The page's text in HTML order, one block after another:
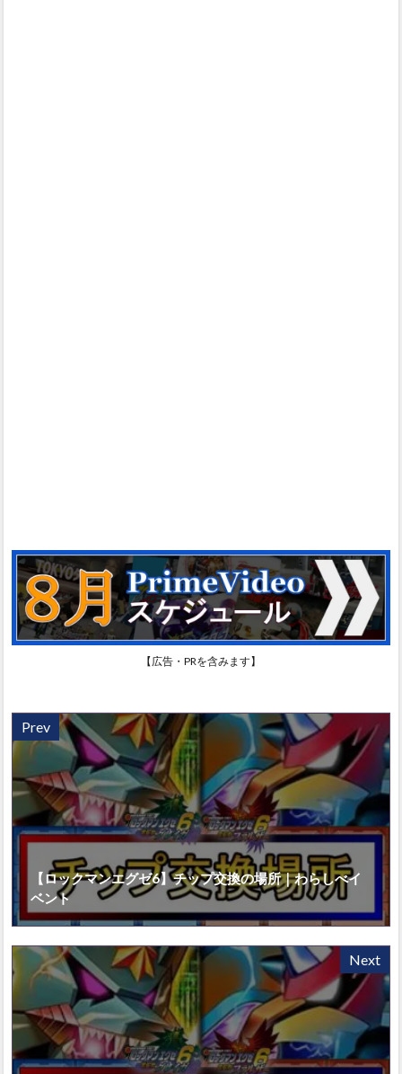
【広告・PRを含みます】
Prev
【ロックマンエグゼ6】チップ交換の場所｜わらしべイ
ベント
Next